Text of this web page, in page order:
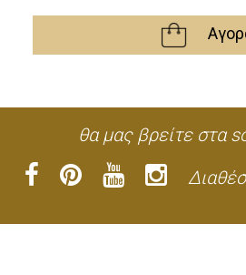
θα μας βρείτε στα